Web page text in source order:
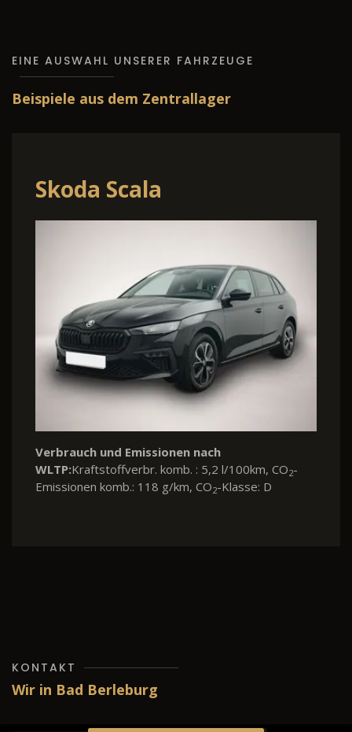
EINE AUSWAHL UNSERER FAHRZEUGE
Beispiele aus dem Zentrallager
Skoda Scala
Verbrauch und Emissionen nach
WLTP:Kraftstoffverbr. komb. : 5,2 l/100km, CO2-
Emissionen komb.: 118 g/km, CO2-Klasse: D
KONTAKT
Wir in Bad Berleburg